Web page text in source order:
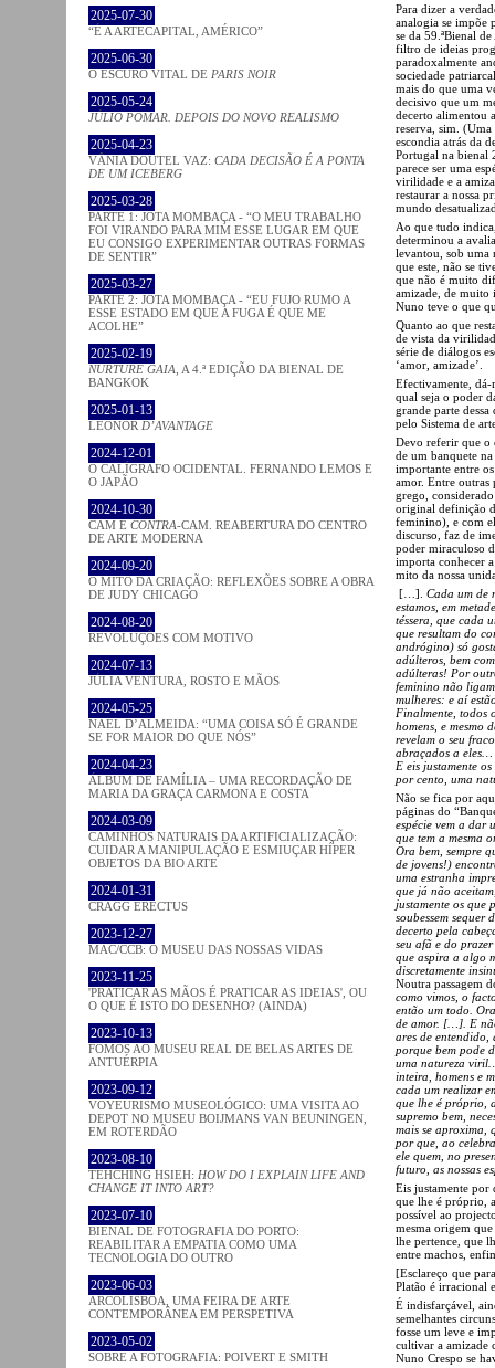
2025-07-30
“É A ARTECAPITAL, AMÉRICO”
2025-06-30
O ESCURO VITAL DE PARIS NOIR
2025-05-24
JÚLIO POMAR. DEPOIS DO NOVO REALISMO
2025-04-23
VÂNIA DOUTEL VAZ: CADA DECISÃO É A PONTA
DE UM ICEBERG
2025-03-28
PARTE 1: JOTA MOMBAÇA - “O MEU TRABALHO
FOI VIRANDO PARA MIM ESSE LUGAR EM QUE
EU CONSIGO EXPERIMENTAR OUTRAS FORMAS
DE SENTIR”
2025-03-27
PARTE 2: JOTA MOMBAÇA - “EU FUJO RUMO A
ESSE ESTADO EM QUE A FUGA É QUE ME
ACOLHE”
2025-02-19
NURTURE GAIA , A 4.ª EDIÇÃO DA BIENAL DE
BANGKOK
2025-01-13
LEONOR D’AVANTAGE
2024-12-01
O CALÍGRAFO OCIDENTAL. FERNANDO LEMOS E
O JAPÃO
2024-10-30
CAM E CONTRA-CAM. REABERTURA DO CENTRO
DE ARTE MODERNA
2024-09-20
O MITO DA CRIAÇÃO: REFLEXÕES SOBRE A OBRA
DE JUDY CHICAGO
2024-08-20
REVOLUÇÕES COM MOTIVO
2024-07-13
JÚLIA VENTURA, ROSTO E MÃOS
2024-05-25
NAEL D’ALMEIDA: “UMA COISA SÓ É GRANDE
SE FOR MAIOR DO QUE NÓS”
2024-04-23
ÁLBUM DE FAMÍLIA – UMA RECORDAÇÃO DE
MARIA DA GRAÇA CARMONA E COSTA
2024-03-09
CAMINHOS NATURAIS DA ARTIFICIALIZAÇÃO:
CUIDAR A MANIPULAÇÃO E ESMIUÇAR HÍPER
OBJETOS DA BIO ARTE
2024-01-31
CRAGG ERECTUS
2023-12-27
MAC/CCB: O MUSEU DAS NOSSAS VIDAS
2023-11-25
'PRATICAR AS MÃOS É PRATICAR AS IDEIAS', OU
O QUE É ISTO DO DESENHO? (AINDA)
2023-10-13
FOMOS AO MUSEU REAL DE BELAS ARTES DE
ANTUÉRPIA
2023-09-12
VOYEURISMO MUSEOLÓGICO: UMA VISITA AO
DEPOT NO MUSEU BOIJMANS VAN BEUNINGEN,
EM ROTERDÃO
2023-08-10
TEHCHING HSIEH: HOW DO I EXPLAIN LIFE AND
CHANGE IT INTO ART?
2023-07-10
BIENAL DE FOTOGRAFIA DO PORTO:
REABILITAR A EMPATIA COMO UMA
TECNOLOGIA DO OUTRO
2023-06-03
ARCOLISBOA, UMA FEIRA DE ARTE
CONTEMPORÂNEA EM PERSPETIVA
2023-05-02
SOBRE A FOTOGRAFIA: POIVERT E SMITH
Para dizer a
analogia se impõe
se da 59.ªBienal
filtro de ideias
paradoxalmente
sociedade
mais do que uma
decisivo que um
decerto alimentou
reserva, sim.
escondia atrás da
Portugal na bienal
parece ser uma
virilidade e a
restaurar a nossa
mundo
Ao que tudo
determinou a
levantou, sob uma
que este, não se
que não é muito
amizade, de muito
Nuno teve o que
Quanto ao que
de vista da
série de diálogos
‘amor, amizade’.
Efectivamente, dá-
qual seja o poder
grande parte
pelo Sistema de
Devo referir que o
de um banquete
importante entre
amor. Entre outras
grego,
original definição
feminino), e com
discurso, faz de
poder miraculoso
importa conhecer
mito da nossa
[…]. Cada um de
estamos, em
téssera, que cada
que resultam do
andrógino) só
adúlteros, bem
adúlteras! Por
feminino não
mulheres: e aí
Finalmente, todos
homens, e mesmo
revelam o seu
abraçados a eles…
E eis justamente
por cento, uma
Não se fica por
páginas do
espécie vem a dar
que tem a mesma
Ora bem, sempre
de jovens!)
uma estranha
que já não
justamente os que
soubessem sequer
decerto pela
seu afã e do
que aspira a algo
discretamente
Noutra passagem
como vimos, o
então um todo.
de amor. […]. E
ares de entendido,
porque bem pode
uma natureza
inteira, homens e
cada um realizar
que lhe é próprio,
supremo bem,
mais se aproxima,
por que, ao
ele quem, no
futuro, as nossas
Eis justamente
que lhe é próprio,
possível ao
mesma origem
lhe pertence, que
entre machos,
[Esclareço que
Platão é irracional
É indisfarçável,
semelhantes
fosse um leve e
cultivar a amizade
Nuno Crespo se